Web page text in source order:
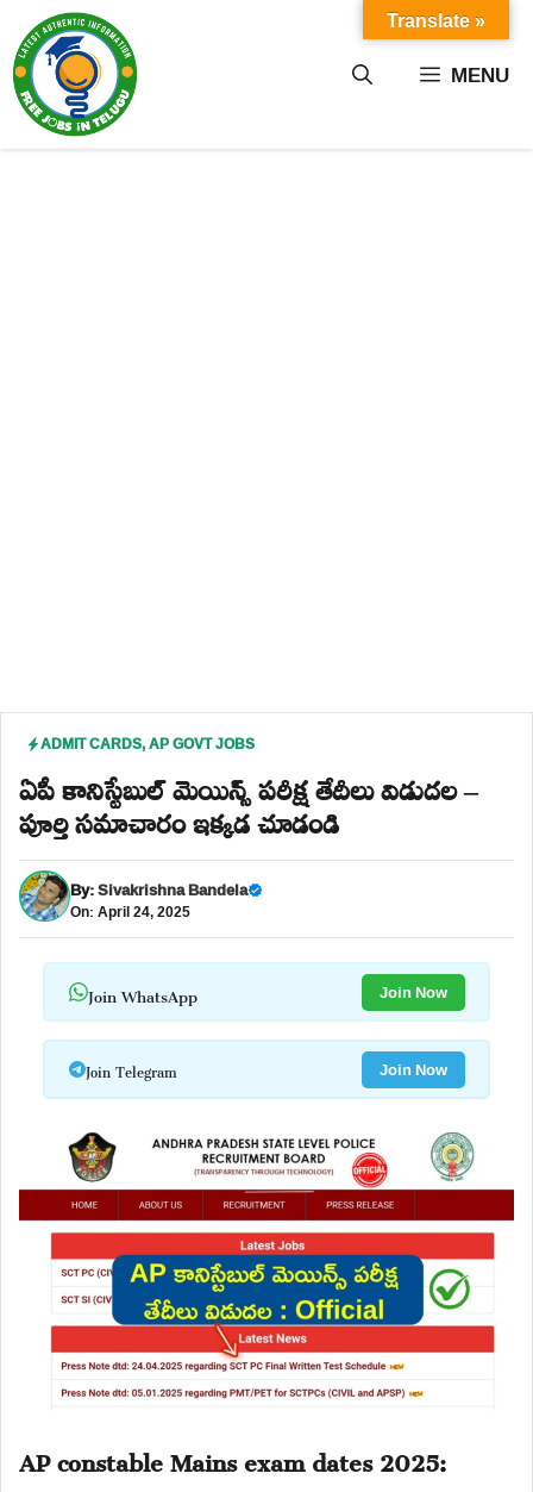
content MENU
ADMIT CARDS,AP GOVT JOBS
ఏపీ కానిస్టేబుల్ మెయిన్స్ పరీక్ష తేదీలు విడుదల –
పూర్తి సమాచారం ఇక్కడ చూడండి
By:Sivakrishna Bandela
On: April 24, 2025
Join WhatsApp Join Now
Join Telegram Join Now
AP constable Mains exam dates 2025:
Translate »